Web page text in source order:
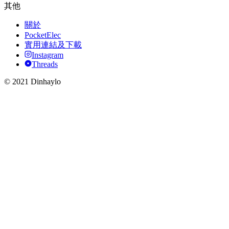
其他
關於
PocketElec
實用連結及下載
Instagram
Threads
© 2021 Dinhaylo